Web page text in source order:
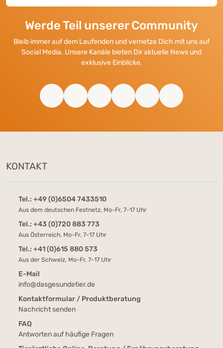
Werde Teil unserer Community
Bleib immer auf dem Laufenden und vernetze Dich mit uns auf
Social Media. Unsere Kanäle bieten Dir aktuelle News und
exklusive Einblicke.
KONTAKT
Tel.: +49 (0)6504 7433510
Aus dem deutschen Festnetz, Mo-Fr, 7-17 Uhr
Tel.: +43 (0)720 883 773
Aus Österreich, Mo-Fr, 7-17 Uhr
Tel.: +41 (0)615 880 573
Aus der Schweiz, Mo-Fr, 7-17 Uhr
E-Mail
info@dasgesundetier.de
Kontaktformular / Produktberatung
Nachricht senden
FAQ
Antworten auf häufige Fragen